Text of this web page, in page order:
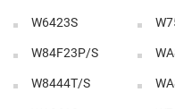
W6423S
W84F23P/S
W8444T/S